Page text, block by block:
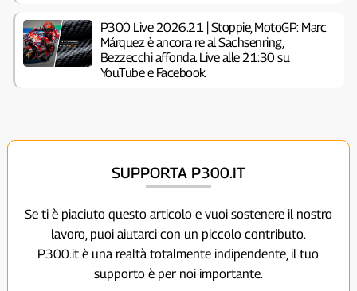
P300 Live 2026.21 | Stoppie, MotoGP: Marc
Márquez è ancora re al Sachsenring,
Bezzecchi affonda. Live alle 21:30 su
YouTube e Facebook
SUPPORTA P300.IT
Se ti è piaciuto questo articolo e vuoi sostenere il nostro
lavoro, puoi aiutarci con un piccolo contributo.
P300.it è una realtà totalmente indipendente, il tuo
supporto è per noi importante.